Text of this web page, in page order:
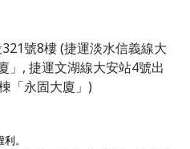
號8樓 (捷運淡水信義線大
」, 捷運文湖線大安站4號出
「永固大廈」)
。